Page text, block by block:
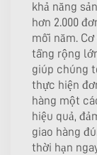
khả năng
hơn 2.000
mỗi năm. Cơ
tầng rộng
giúp chúng
thực hiện
hàng một
hiệu quả,
giao hàng
thời hạn